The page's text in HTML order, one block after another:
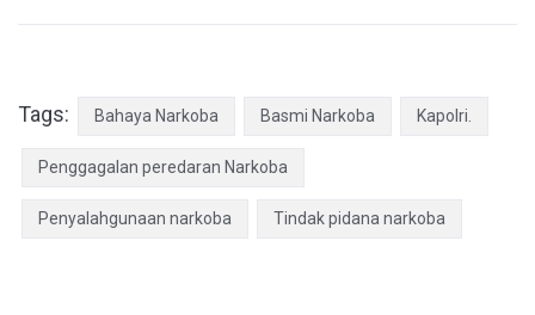
Tags: Bahaya Narkoba Basmi Narkoba Kapolri.
Penggagalan peredaran Narkoba
Penyalahgunaan narkoba Tindak pidana narkoba